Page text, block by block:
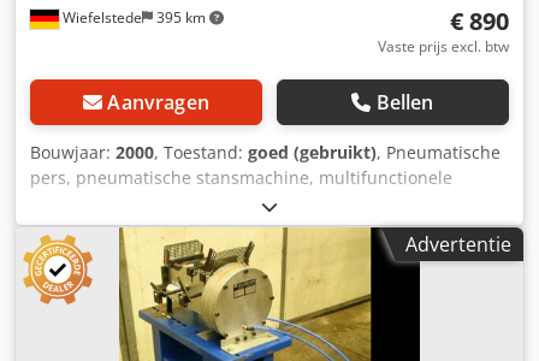
Wiefelstede 395 km € 890
Vaste prijs excl. btw
Aanvragen Bellen
Bouwjaar: 2000, Toestand: goed (gebruikt), Pneumatische
pers, pneumatische stansmachine, multifunctionele
stansmachine, stansmachine, universele stansmachine,
stanspers, pneumatische ponsmachine, uitstansmachine,
uitstanspers Dcodjgurw Eepfx Agfok -Fabrikant: All
Mecanic, multifunctionele stansmachine -Type: 994.500-1 -
Uitvoering: pneumatisch aangedreven, met voetbediening
-Stansgereedschap: zie foto's -Afmetingen: 400/270/H370
mm -Gewicht: 28 kg
Advertentie